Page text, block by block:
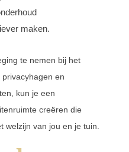
maken.
te nemen bij het
en
kun je een
creëren die
welzijn van jou en je tuin.